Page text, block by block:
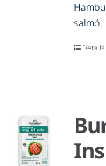
salmó.
Detalls